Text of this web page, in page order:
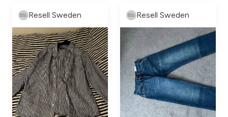
Resell Sweden Resell Sweden